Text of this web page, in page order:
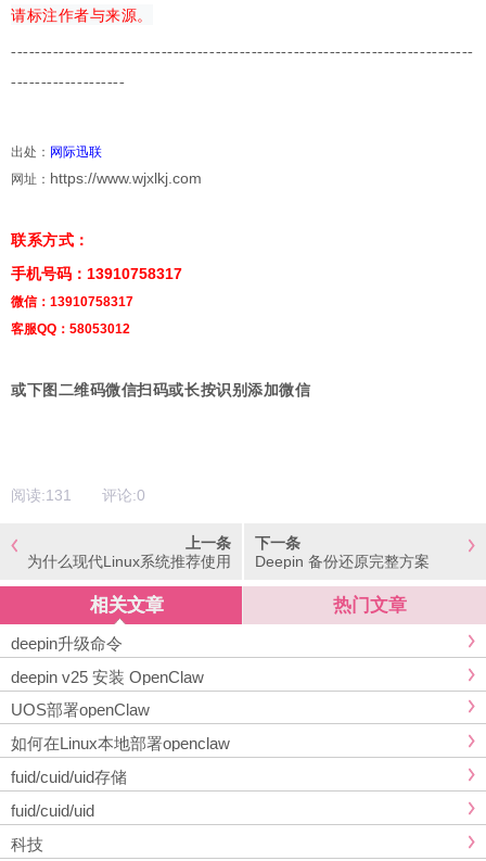
请标注作者与来源。
-----------------------------------------------------------------------------
-------------------
出处： 网际迅联
网址： https://www.wjxlkj.com
联系方式：
手机号码：13910758317
微信：13910758317
客服QQ：58053012
或下图二维码微信扫码或长按识别添加微信
阅读:131 评论:0
上一条
为什么现代Linux系统推荐使用
仍然存在？
下一条
Deepin 备份还原完整方案
相关文章 热门文章
deepin升级命令
deepin v25 安装 OpenClaw
UOS部署openClaw
如何在Linux本地部署openclaw
fuid/cuid/uid存储
fuid/cuid/uid
科技